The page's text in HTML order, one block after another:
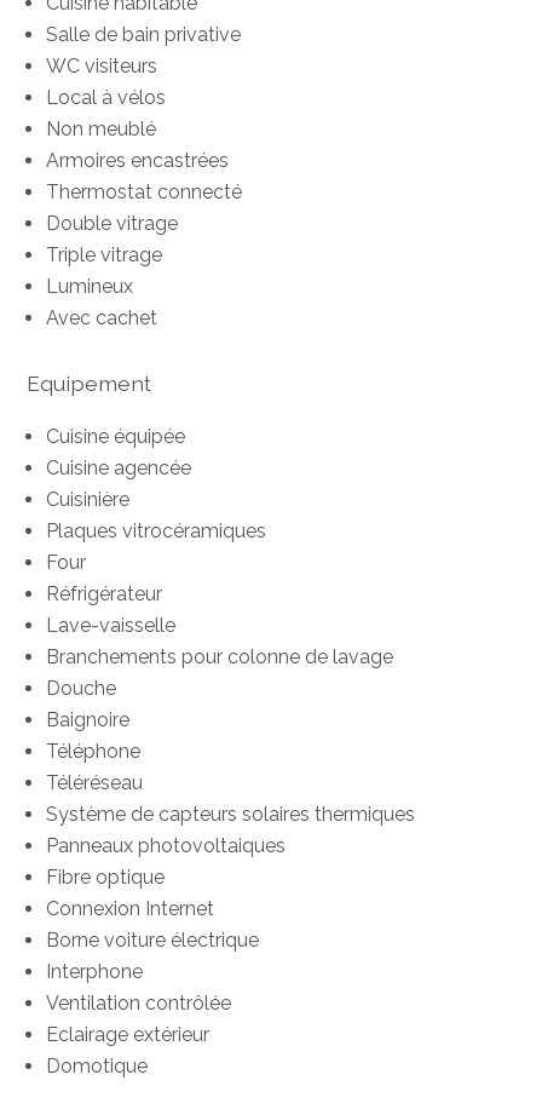
Salle de bain privative
WC visiteurs
Local à vélos
Non meublé
Armoires encastrées
Thermostat connecté
Double vitrage
Triple vitrage
Lumineux
Avec cachet
Equipement
Cuisine équipée
Cuisine agencée
Cuisinière
Plaques vitrocéramiques
Four
Réfrigérateur
Lave-vaisselle
Branchements pour colonne de lavage
Douche
Baignoire
Téléphone
Téléréseau
Système de capteurs solaires thermiques
Panneaux photovoltaiques
Fibre optique
Connexion Internet
Borne voiture électrique
Interphone
Ventilation contrôlée
Eclairage extérieur
Domotique